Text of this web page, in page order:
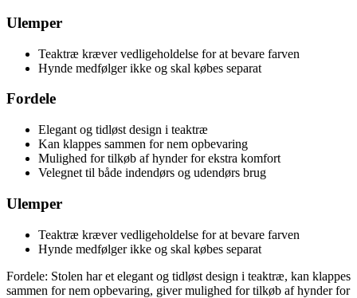
Ulemper
Teaktræ kræver vedligeholdelse for at bevare farven
Hynde medfølger ikke og skal købes separat
Fordele
Elegant og tidløst design i teaktræ
Kan klappes sammen for nem opbevaring
Mulighed for tilkøb af hynder for ekstra komfort
Velegnet til både indendørs og udendørs brug
Ulemper
Teaktræ kræver vedligeholdelse for at bevare farven
Hynde medfølger ikke og skal købes separat
Fordele: Stolen har et elegant og tidløst design i teaktræ, kan klappes
sammen for nem opbevaring, giver mulighed for tilkøb af hynder for